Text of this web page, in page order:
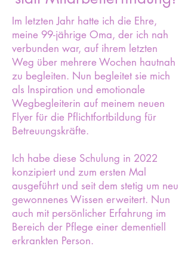
Im letzten Jahr hatte ich die Ehre,
meine 99-jährige Oma, der ich nah
verbunden war, auf ihrem letzten
Weg über mehrere Wochen hautnah
zu begleiten. Nun begleitet sie mich
als Inspiration und emotionale
Wegbegleiterin auf meinem neuen
Flyer für die Pflichtfortbildung für
Betreuungskräfte.
Ich habe diese Schulung in 2022
konzipiert und zum ersten Mal
ausgeführt und seit dem stetig um neu
gewonnenes Wissen erweitert. Nun
auch mit persönlicher Erfahrung im
Bereich der Pflege einer dementiell
erkrankten Person.